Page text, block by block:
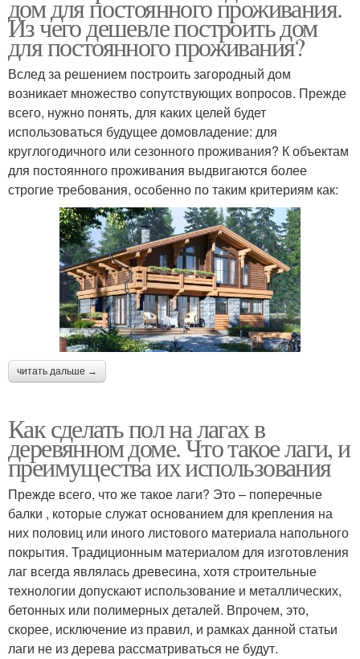
дом для постоянного проживания.
Из чего дешевле построить дом
для постоянного проживания?
Вслед за решением построить загородный дом
возникает множество сопутствующих вопросов. Прежде
всего, нужно понять, для каких целей будет
использоваться будущее домовладение: для
круглогодичного или сезонного проживания? К объектам
для постоянного проживания выдвигаются более
строгие требования, особенно по таким критериям как:
читать дальше →
Как сделать пол на лагах в
деревянном доме. Что такое лаги, и
преимущества их использования
Прежде всего, что же такое лаги? Это – поперечные
балки , которые служат основанием для крепления на
них половиц или иного листового материала напольного
покрытия. Традиционным материалом для изготовления
лаг всегда являлась древесина, хотя строительные
технологии допускают использование и металлических,
бетонных или полимерных деталей. Впрочем, это,
скорее, исключение из правил, и рамках данной статьи
лаги не из дерева рассматриваться не будут.